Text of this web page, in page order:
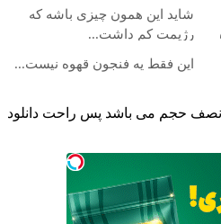
شاید این همون چیزی باشه که
رژیمت کم داشت...
این فقط یه فنجون قهوه نیست...
و نصف حجم می باشد پس راحت دانلود